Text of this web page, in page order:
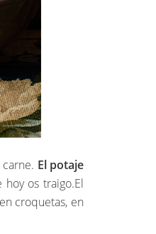
El potaje
hoy os traigo.El
croquetas, en